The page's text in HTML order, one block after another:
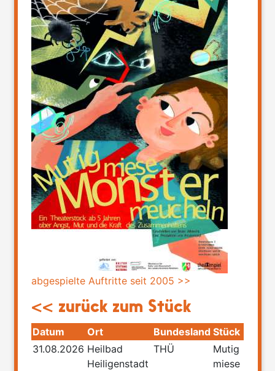
abgespielte Auftritte seit 2005 >>
<< zurück zum Stück
Datum Ort Bundesland Stück
31.08.2026 Heilbad
Heiligenstadt
THÜ
Mutig
miese